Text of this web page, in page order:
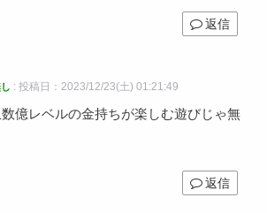
返信
: 投稿日：2023/12/23(土) 01:21:49
億レベルの金持ちが楽しむ遊びじゃ無
返信